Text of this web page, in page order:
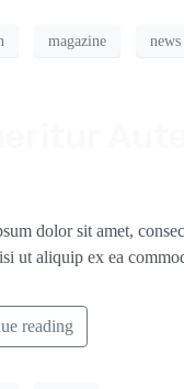
magazine news
dolor sit amet,
ut aliquip ex ea
reading